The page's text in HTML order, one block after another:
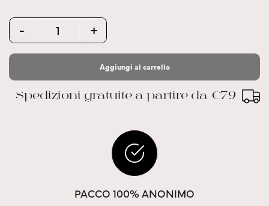
Quantity
- +
Aggiungi al carrello
Spedizioni gratuite a partire da €79
PACCO 100% ANONIMO